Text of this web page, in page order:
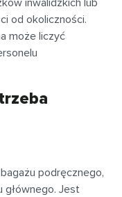
inwalidzkich lub
od okoliczności.
może liczyć
podręcznego,
głównego. Jest